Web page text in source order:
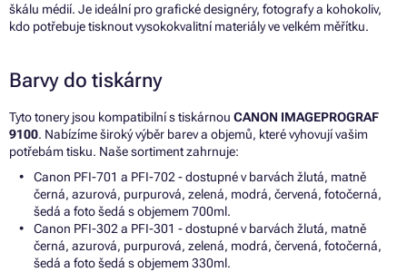
škálu médií. Je ideální pro grafické designéry, fotografy a kohokoliv,
kdo potřebuje tisknout vysokokvalitní materiály ve velkém měřítku.
Barvy do tiskárny
Tyto tonery jsou kompatibilní s tiskárnou CANON IMAGEPROGRAF
9100. Nabízíme široký výběr barev a objemů, které vyhovují vašim
potřebám tisku. Naše sortiment zahrnuje:
Canon PFI-701 a PFI-702 - dostupné v barvách žlutá, matně
černá, azurová, purpurová, zelená, modrá, červená, fotočerná,
šedá a foto šedá s objemem 700ml.
Canon PFI-302 a PFI-301 - dostupné v barvách žlutá, matně
černá, azurová, purpurová, zelená, modrá, červená, fotočerná,
šedá a foto šedá s objemem 330ml.